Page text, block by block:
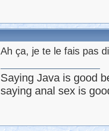
Ah ça, je te le fais pas
Saying Java is good
saying anal sex is